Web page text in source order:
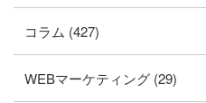
コラム (427)
WEBマーケティング (29)